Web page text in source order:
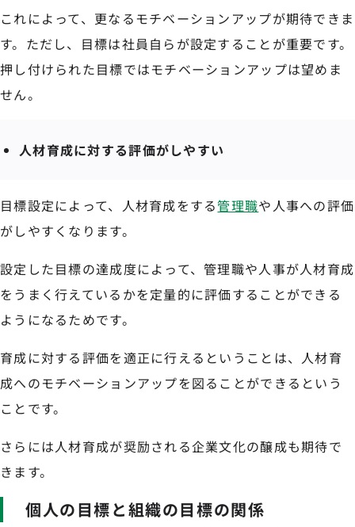
これによって、更なるモチベーションアップが期待できま
す。ただし、目標は社員自らが設定することが重要です。
押し付けられた目標ではモチベーションアップは望めま
せん。
人材育成に対する評価がしやすい
目標設定によって、人材育成をする管理職や人事への評価
がしやすくなります。
設定した目標の達成度によって、管理職や人事が人材育成
をうまく行えているかを定量的に評価することができる
ようになるためです。
育成に対する評価を適正に行えるということは、人材育
成へのモチベーションアップを図ることができるという
ことです。
さらには人材育成が奨励される企業文化の醸成も期待で
きます。
個人の目標と組織の目標の関係